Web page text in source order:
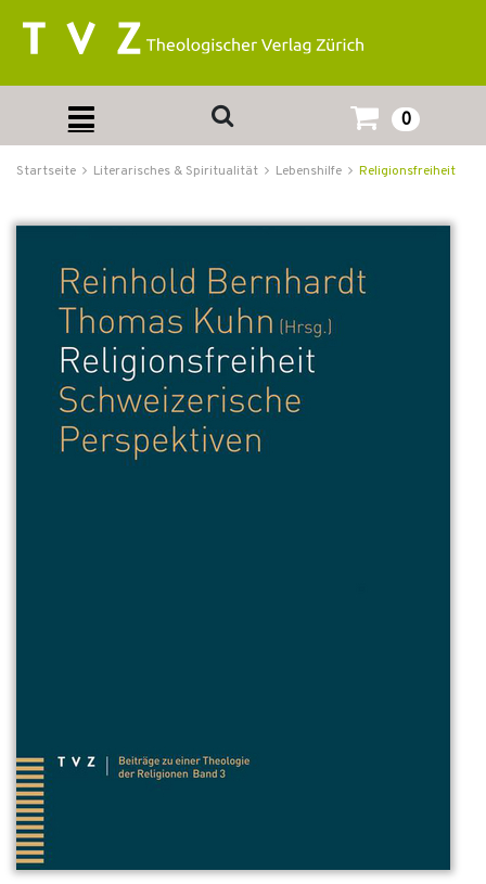
0
Startseite Literarisches & Spiritualität Lebenshilfe Religionsfreiheit